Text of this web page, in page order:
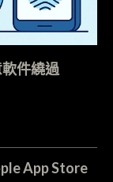
件繞過
App Store